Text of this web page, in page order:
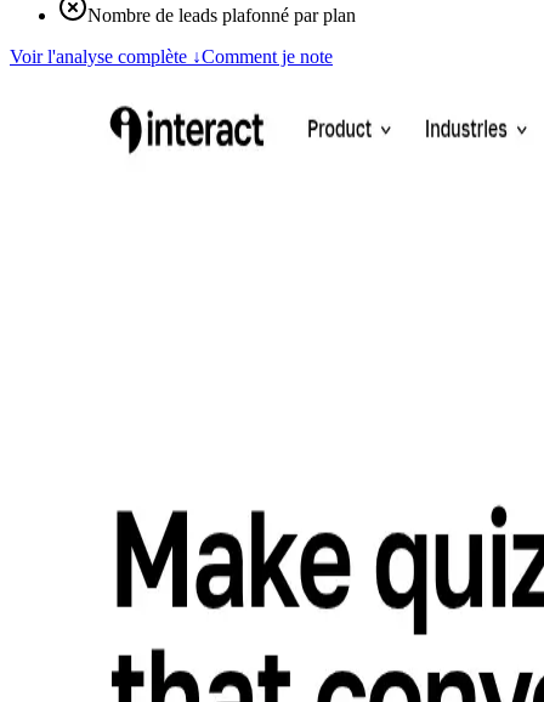
Nombre de leads plafonné par plan
Voir l'analyse complète ↓Comment je note